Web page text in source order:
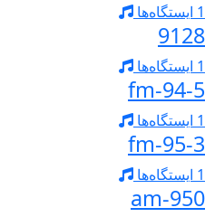
1 ایستگاه‌ها
9128
1 ایستگاه‌ها
94-5-fm
1 ایستگاه‌ها
95-3-fm
1 ایستگاه‌ها
950-am